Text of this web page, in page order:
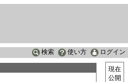
検索 使い方 ログイン
現在
公開